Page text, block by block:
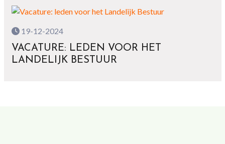
19-12-2024
VACATURE: LEDEN VOOR HET
LANDELIJK BESTUUR